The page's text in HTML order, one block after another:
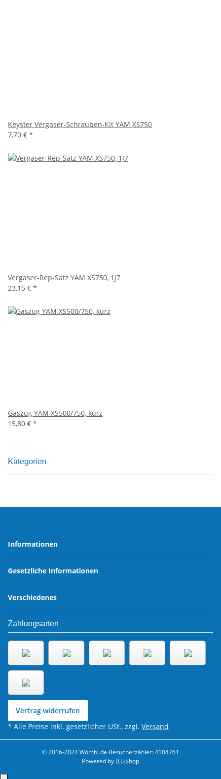
Keyster Vergaser-Schrauben-Kit YAM XS750
7,70 € *
Vergaser-Rep-Satz YAM XS750, 1J7
23,15 € *
Gaszug YAM XS500/750, kurz
15,80 € *
Kategorien
Informationen
Gesetzliche Informationen
Verschiedenes
Zahlungsarten
Vertrag widerrufen
* Alle Preise inkl. gesetzlicher USt., zzgl. Versand
© 2016-2024 Wömbi.de Besucherzähler: 4104761
Powered by JTL-Shop